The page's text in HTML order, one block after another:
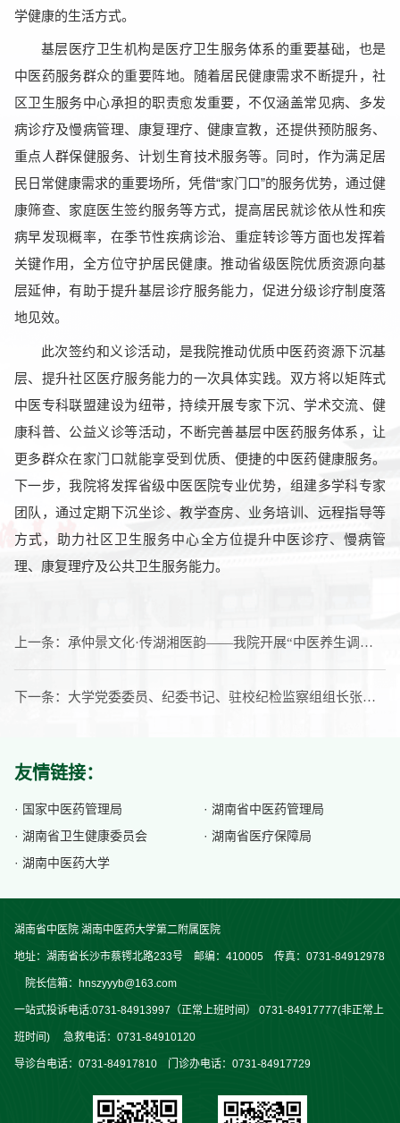
学健康的生活方式。
基层医疗卫生机构是医疗卫生服务体系的重要基础，也是
中医药服务群众的重要阵地。随着居民健康需求不断提升，社
区卫生服务中心承担的职责愈发重要，不仅涵盖常见病、多发
病诊疗及慢病管理、康复理疗、健康宣教，还提供预防服务、
重点人群保健服务、计划生育技术服务等。同时，作为满足居
民日常健康需求的重要场所，凭借“家门口”的服务优势，通过健
康筛查、家庭医生签约服务等方式，提高居民就诊依从性和疾
病早发现概率，在季节性疾病诊治、重症转诊等方面也发挥着
关键作用，全方位守护居民健康。推动省级医院优质资源向基
层延伸，有助于提升基层诊疗服务能力，促进分级诊疗制度落
地见效。
此次签约和义诊活动，是我院推动优质中医药资源下沉基
层、提升社区医疗服务能力的一次具体实践。双方将以矩阵式
中医专科联盟建设为纽带，持续开展专家下沉、学术交流、健
康科普、公益义诊等活动，不断完善基层中医药服务体系，让
更多群众在家门口就能享受到优质、便捷的中医药健康服务。
下一步，我院将发挥省级中医医院专业优势，组建多学科专家
团队，通过定期下沉坐诊、教学查房、业务培训、远程指导等
方式，助力社区卫生服务中心全方位提升中医诊疗、慢病管
理、康复理疗及公共卫生服务能力。
上一条： 承仲景文化·传湖湘医韵——我院开展“中医养生调护 护航学子高考”公益义诊
下一条： 大学党委委员、纪委书记、驻校纪检监察组组长张克勤赴我院开展专项调研
友情链接：
· 国家中医药管理局
· 湖南省中医药管理局
· 湖南省卫生健康委员会
· 湖南省医疗保障局
· 湖南中医药大学
湖南省中医院 湖南中医药大学第二附属医院
地址：湖南省长沙市蔡锷北路233号 邮编：410005 传真：0731-84912978
院长信箱：hnszyyyb@163.com
一站式投诉电话:0731-84913997（正常上班时间） 0731-84917777(非正常上
班时间) 急救电话：0731-84910120
导诊台电话：0731-84917810 门诊办电话：0731-84917729